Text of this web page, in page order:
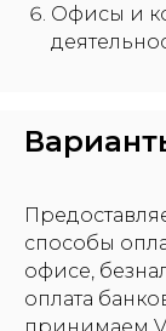
Офисы и
способы
офисе,
оплата